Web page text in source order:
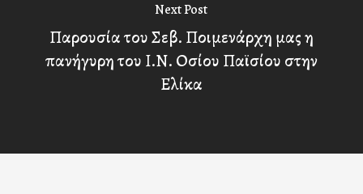
Next Post
Παρουσία του Σεβ. Ποιμενάρχη μας η
πανήγυρη του Ι.Ν. Οσίου Παϊσίου στην
Ελίκα